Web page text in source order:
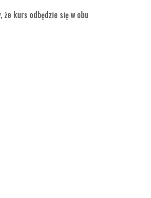
kurs odbędzie się w obu